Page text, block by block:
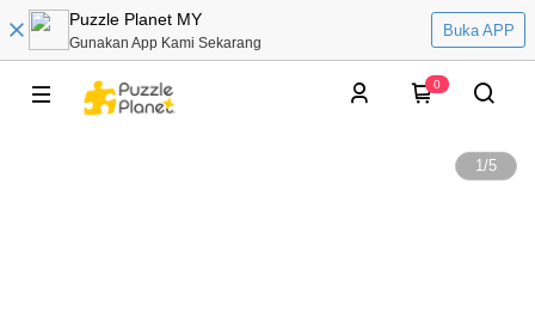
Puzzle Planet MY
Gunakan App Kami Sekarang
Buka APP
0
1/5